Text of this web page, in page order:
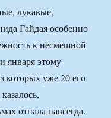
лукавые,
Гайдая особенно
к несмешной
января этому
которых уже 20 его
отпала навсегда.